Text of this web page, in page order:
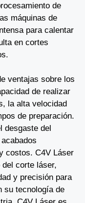
de
máquinas de
para calentar
en cortes
ventajas sobre los
de realizar
la alta velocidad
de preparación.
desgaste del
costos. C4V Láser
corte láser,
y precisión para
su tecnología de